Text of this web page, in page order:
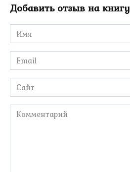
Добавить отзыв на книгу
Имя
*
Email
*
Сайт
Комментарий